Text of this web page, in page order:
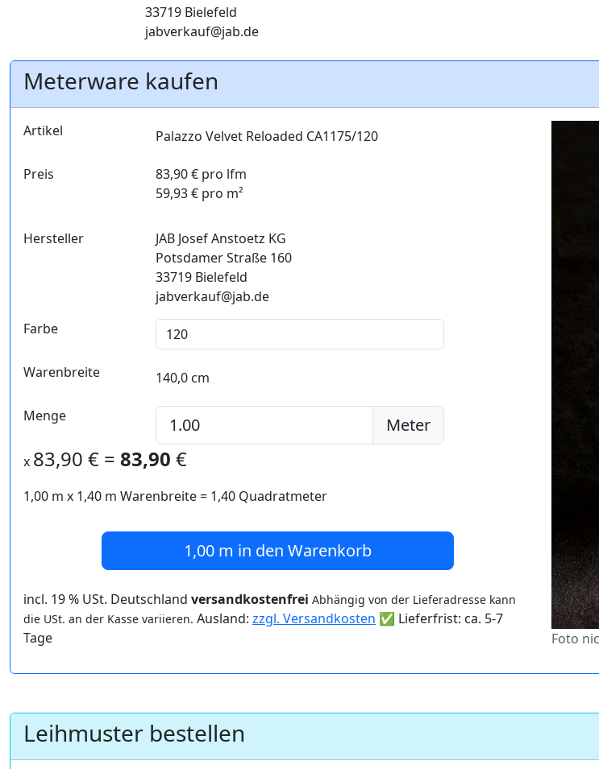
33719 Bielefeld
jabverkauf@jab.de
Meterware kaufen
Artikel Palazzo Velvet Reloaded CA1175/120
Preis
83,90 € pro lfm
59,93 € pro m²
Hersteller
JAB Josef Anstoetz KG
Potsdamer Straße 160
33719 Bielefeld
jabverkauf@jab.de
Farbe
Warenbreite 140,0 cm
Menge Meter
x 83,90 € = 83,90 €
1,00 m x 1,40 m Warenbreite = 1,40 Quadratmeter
1,00 m in den Warenkorb
incl. 19 % USt. Deutschland versandkostenfrei Abhängig von der Lieferadresse kann
die USt. an der Kasse variieren. Ausland: zzgl. Versandkosten ✅ Lieferfrist: ca. 5-7
Tage
Foto
Leihmuster bestellen